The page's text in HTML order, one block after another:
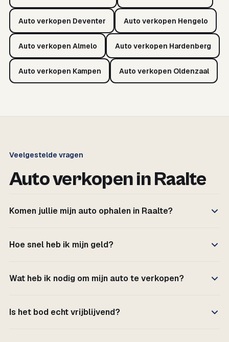
Auto verkopen Deventer Auto verkopen Hengelo
Auto verkopen Almelo Auto verkopen Hardenberg
Auto verkopen Kampen Auto verkopen Oldenzaal
Veelgestelde vragen
Auto verkopen in Raalte
Komen jullie mijn auto ophalen in Raalte?
Hoe snel heb ik mijn geld?
Wat heb ik nodig om mijn auto te verkopen?
Is het bod echt vrijblijvend?